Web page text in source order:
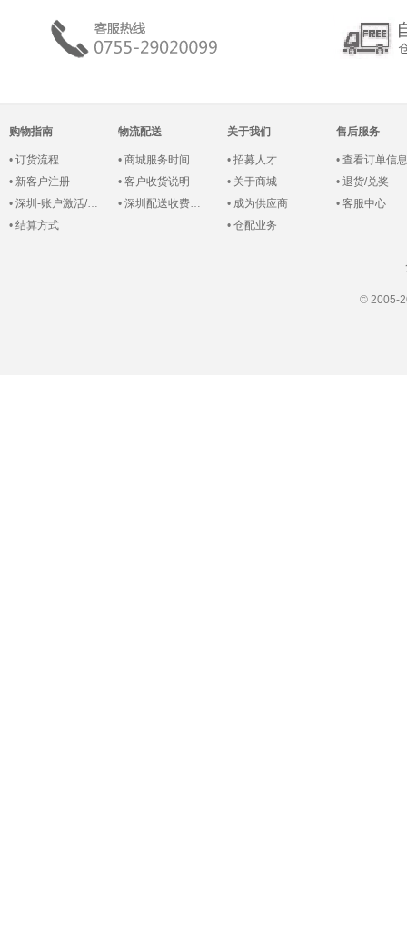
购物指南
• 订货流程
• 新客户注册
• 深圳-账户激活/登录
• 结算方式
物流配送
• 商城服务时间
• 客户收货说明
• 深圳配送收费说明
关于我们
• 招募人才
• 关于商城
• 成为供应商
• 仓配业务
售后服务
• 查看订单信息
• 退货/兑奖
• 客服中心
© 2005-